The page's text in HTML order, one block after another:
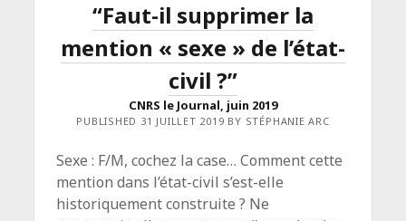
"CNRS
LE
JOURNAL",
SEPTEMBRE
2019</SPAN>
“Faut-il supprimer la
mention « sexe » de l’état-
civil ?”
CNRS le Journal, juin 2019
PUBLISHED 31 JUILLET 2019 BY STÉPHANIE ARC
Sexe : F/M, cochez la case… Comment cette
mention dans l’état-civil s’est-elle
historiquement construite ? Ne